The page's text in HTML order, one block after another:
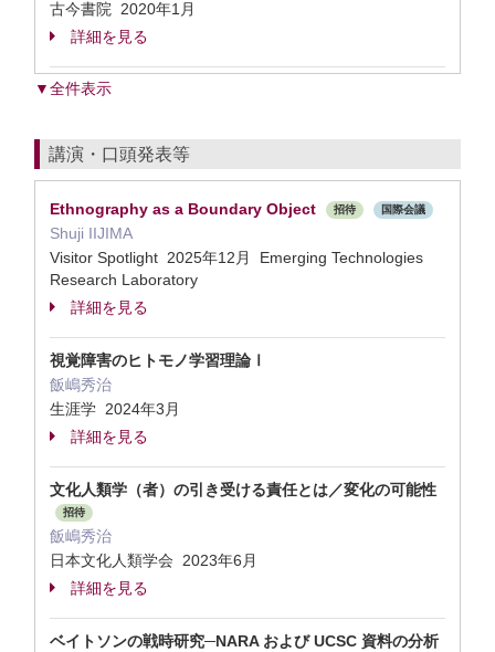
古今書院 2020年1月
詳細を見る
▼全件表示
講演・口頭発表等
Ethnography as a Boundary Object 招待 国際会議
Shuji IIJIMA
Visitor Spotlight 2025年12月 Emerging Technologies
Research Laboratory
詳細を見る
視覚障害のヒトモノ学習理論Ⅰ
飯嶋秀治
生涯学 2024年3月
詳細を見る
文化人類学（者）の引き受ける責任とは／変化の可能性
招待
飯嶋秀治
日本文化人類学会 2023年6月
詳細を見る
ベイトソンの戦時研究─NARA および UCSC 資料の分析